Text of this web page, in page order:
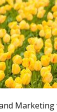
Marketing